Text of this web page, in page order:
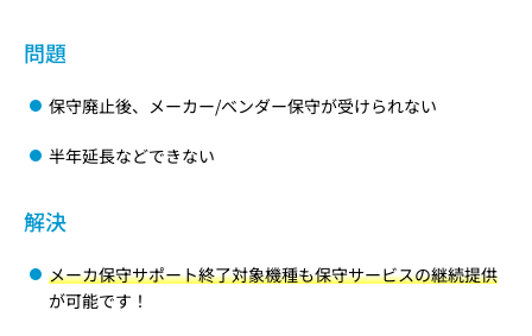
問題
保守廃止後、メーカー/ベンダー保守が受けられない
半年延長などできない
解決
メーカ保守サポート終了対象機種も保守サービスの継続提供
が可能です！